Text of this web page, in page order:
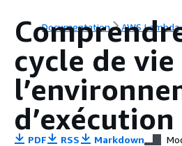
Documentation AWS Lambda
cycle de vie
PDF RSS Markdown